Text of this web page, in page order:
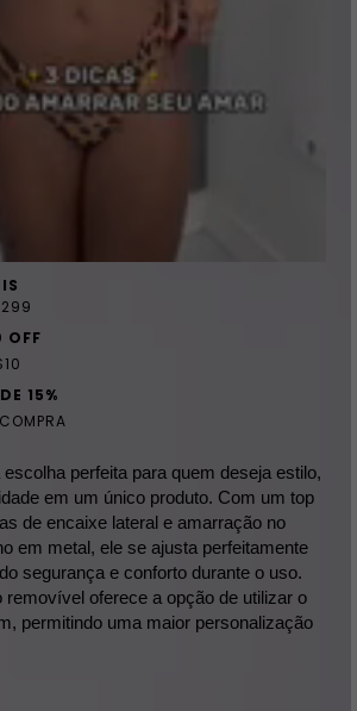
OFF
15%
perfeita para quem deseja estilo,
em um único produto. Com um top
de encaixe lateral e amarração no
em metal, ele se ajusta perfeitamente
segurança e conforto durante o uso.
removível oferece a opção de utilizar o
permitindo uma maior personalização